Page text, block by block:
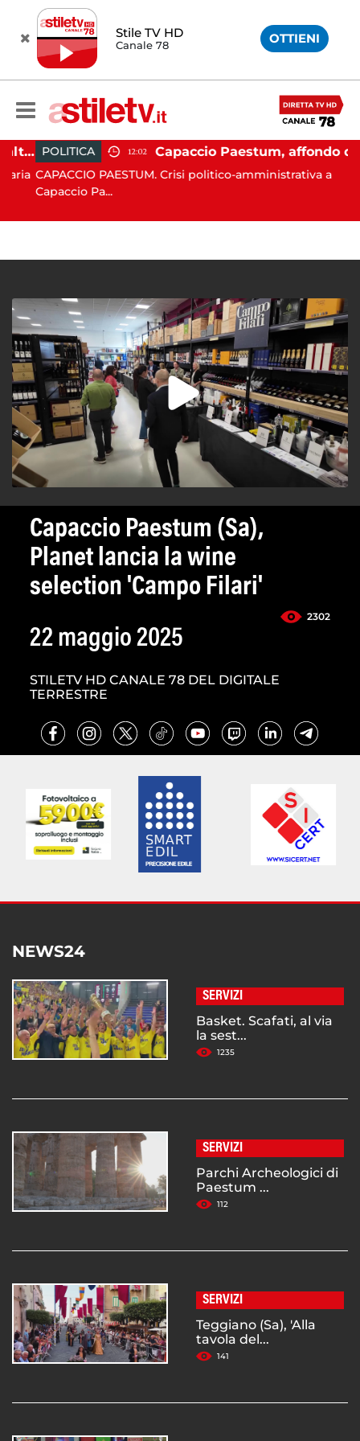
Stile TV HD
Canale 78 OTTIENI
Caos alla stazione di Eboli, alterco a bordo: malore per la capotreno e Intercity per Taranto fermo per ore POLITICA 12:02 Capaccio Paestum, affondo di Forza Italia: "Paolino è arrivato al capolinea"
CAPACCIO PAESTUM. Crisi politico-amministrativa a
Capaccio Pa...
Capaccio Paestum (Sa),
Planet lancia la wine
selection 'Campo Filari'
2302
22 maggio 2025
STILETV HD CANALE 78 DEL DIGITALE
TERRESTRE
NEWS24
SERVIZI
Basket. Scafati, al via
la sest...
1235
SERVIZI
Parchi Archeologici di
Paestum ...
112
SERVIZI
Teggiano (Sa), 'Alla
tavola del...
141